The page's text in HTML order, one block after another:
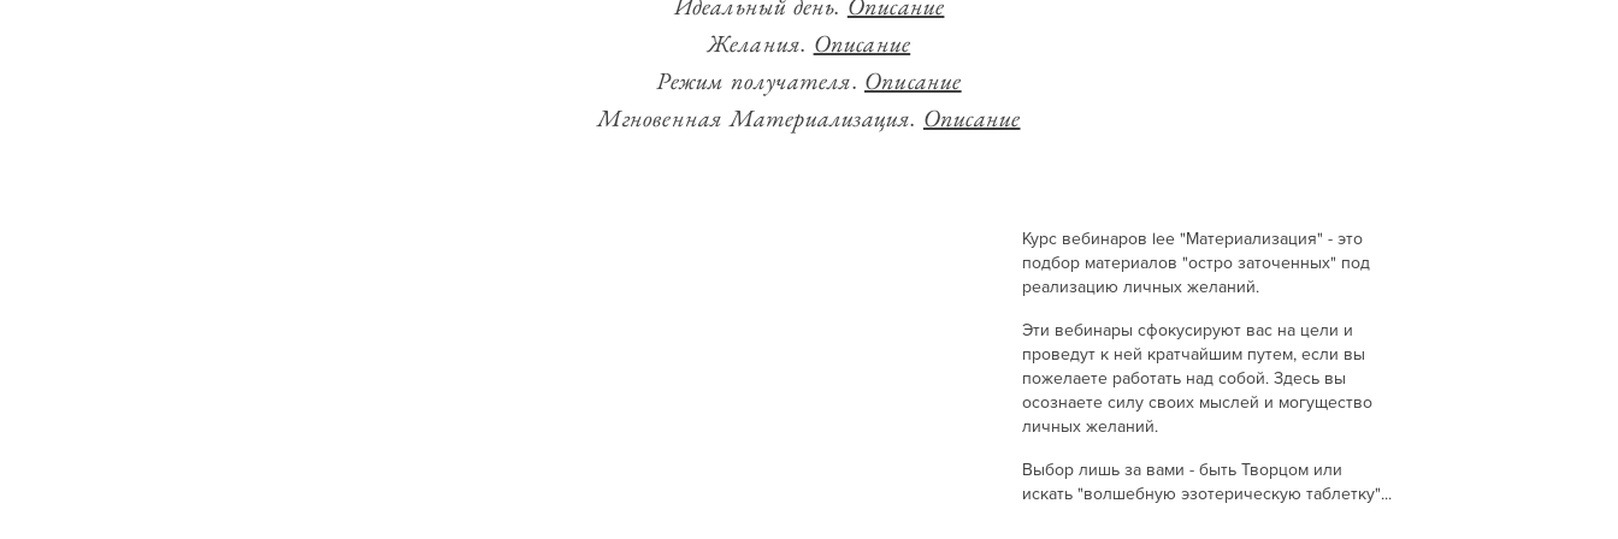
Желания. Описание
Режим получателя. Описание
Мгновенная Материализация. Описание
Курс вебинаров lee "Материализация" - это
подбор материалов "остро заточенных" под
реализацию личных желаний.
Эти вебинары сфокусируют вас на цели и
проведут к ней кратчайшим путем, если вы
пожелаете работать над собой. Здесь вы
осознаете силу своих мыслей и могущество
личных желаний.
Выбор лишь за вами - быть Творцом или
искать "волшебную эзотерическую таблетку"...